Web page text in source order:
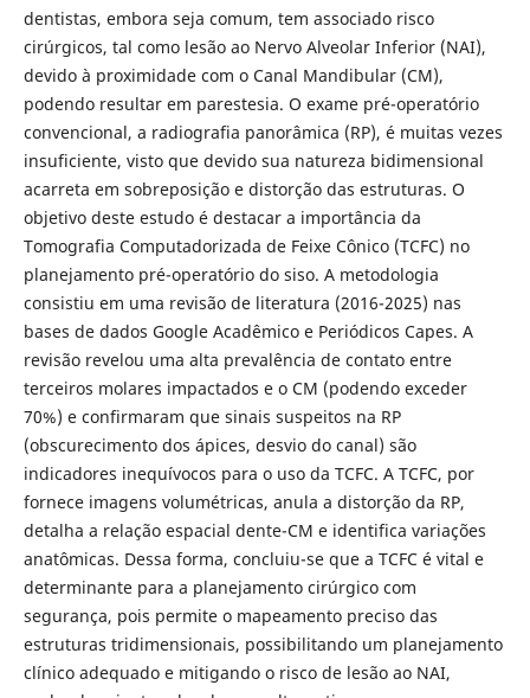
dentistas, embora seja comum, tem associado risco
cirúrgicos, tal como lesão ao Nervo Alveolar Inferior (NAI),
devido à proximidade com o Canal Mandibular (CM),
podendo resultar em parestesia. O exame pré-operatório
convencional, a radiografia panorâmica (RP), é muitas vezes
insuficiente, visto que devido sua natureza bidimensional
acarreta em sobreposição e distorção das estruturas. O
objetivo deste estudo é destacar a importância da
Tomografia Computadorizada de Feixe Cônico (TCFC) no
planejamento pré-operatório do siso. A metodologia
consistiu em uma revisão de literatura (2016-2025) nas
bases de dados Google Acadêmico e Periódicos Capes. A
revisão revelou uma alta prevalência de contato entre
terceiros molares impactados e o CM (podendo exceder
70%) e confirmaram que sinais suspeitos na RP
(obscurecimento dos ápices, desvio do canal) são
indicadores inequívocos para o uso da TCFC. A TCFC, por
fornece imagens volumétricas, anula a distorção da RP,
detalha a relação espacial dente-CM e identifica variações
anatômicas. Dessa forma, concluiu-se que a TCFC é vital e
determinante para a planejamento cirúrgico com
segurança, pois permite o mapeamento preciso das
estruturas tridimensionais, possibilitando um planejamento
clínico adequado e mitigando o risco de lesão ao NAI,